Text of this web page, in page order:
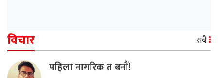
विचार सबै
पहिला नागरिक त बनाैं!